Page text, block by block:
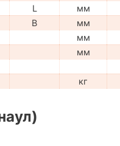
L мм
B мм
мм
мм
кг